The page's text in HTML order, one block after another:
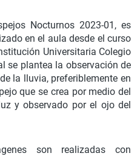
Nocturnos 2023-01, es
en el aula desde el curso
Universitaria Colegio
se plantea la observación de
la lluvia, preferiblemente en
que se crea por medio del
y observado por el ojo del
son realizadas con